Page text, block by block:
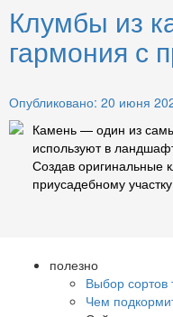
Клумбы из
гармония с
Опубликовано: 20 июня
Камень — один из
используют в
Создав оригинальные
приусадебному
полезно
Выбор сортов
Чем